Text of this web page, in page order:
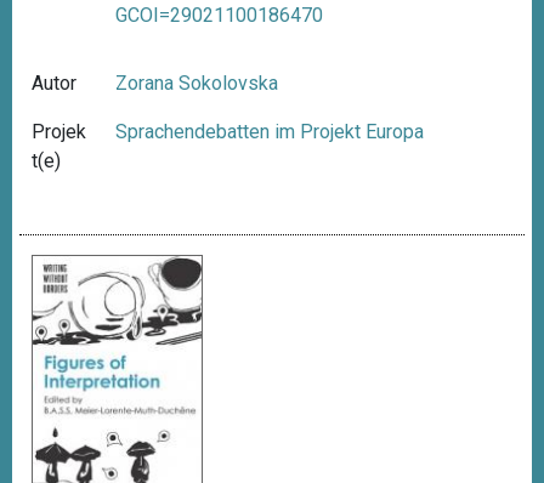
GCOI=29021100186470
Autor Zorana Sokolovska
Projek
t(e)
Sprachendebatten im Projekt Europa